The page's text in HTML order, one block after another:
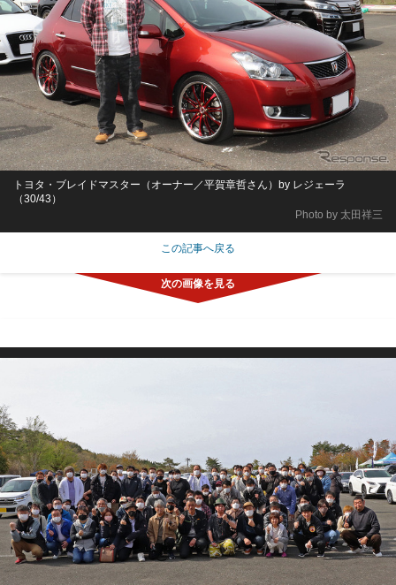
Photo by 太田祥三
トヨタ・ブレイドマスター（オーナー／平賀章哲さん）by レジェーラ
（30/43）
この記事へ戻る